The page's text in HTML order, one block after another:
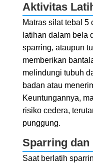
Aktivitas
Matras silat tebal 5
latihan dalam bela
sparring, ataupun
memberikan
melindungi tubuh
badan atau
Keuntungannya,
risiko cedera,
punggung.
Sparring dan
Saat berlatih